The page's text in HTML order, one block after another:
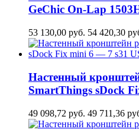
GeСhic On-Lap
53 130,00 руб. 54 420,30
Настенный
SmartThings sDock
49 098,72 руб. 49 711,36